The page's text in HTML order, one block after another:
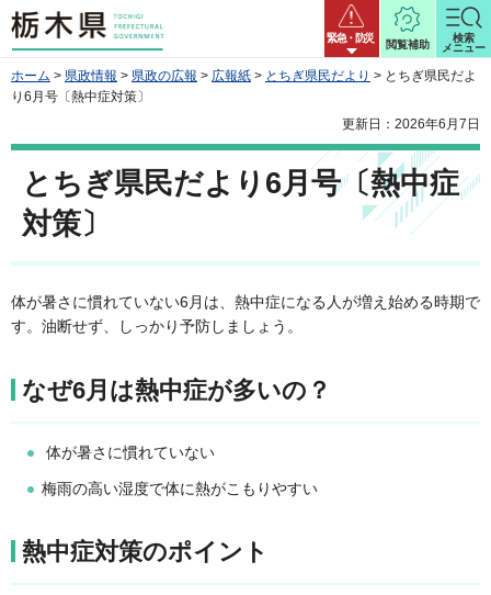
栃木県 緊急・防災
閲覧補助
検索
メニュー
ホーム > 県政情報 > 県政の広報 > 広報紙 > とちぎ県民だより > とちぎ県民だよ
り6月号〔熱中症対策〕
更新日：2026年6月7日
とちぎ県民だより6月号〔熱中症
対策〕
体が暑さに慣れていない6月は、熱中症になる人が増え始める時期で
す。油断せず、しっかり予防しましょう。
なぜ6月は熱中症が多いの？
体が暑さに慣れていない
梅雨の高い湿度で体に熱がこもりやすい
熱中症対策のポイント